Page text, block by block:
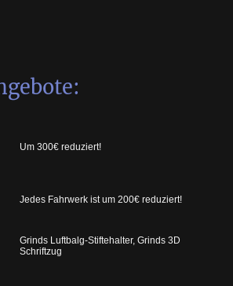
Um 300€ reduziert!
Jedes Fahrwerk ist um 200€ reduziert!
Grinds Luftbalg-Stiftehalter, Grinds 3D
Schriftzug